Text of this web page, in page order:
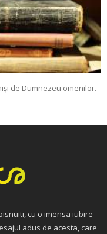
de Dumnezeu omenilor.
cu o imensa iubire
adus de acesta, care